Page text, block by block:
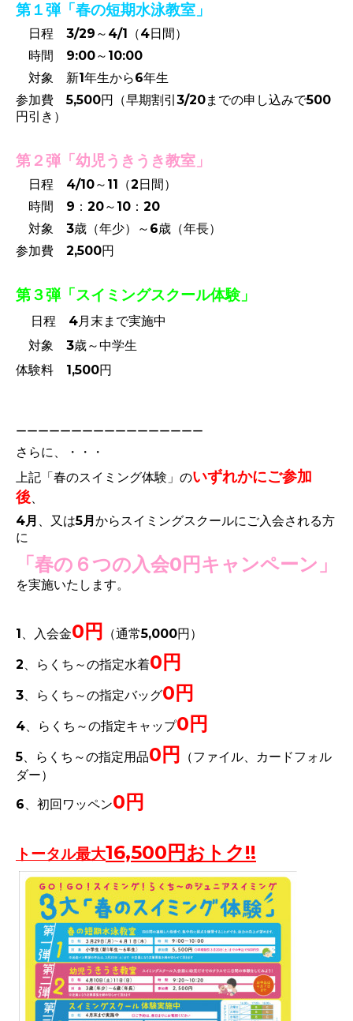
第１弾「春の短期水泳教室」
日程 3/29～4/1（4日間）
時間 9:00～10:00
対象 新1年生から6年生
参加費 5,500円（早期割引3/20までの申し込みで500
円引き）
第２弾「幼児うきうき教室」
日程 4/10～11（2日間）
時間 9：20～10：20
対象 3歳（年少）～6歳（年長）
参加費 2,500円
第３弾「スイミングスクール体験」
日程 4月末まで実施中
対象 3歳～中学生
体験料 1,500円
ーーーーーーーーーーーーーーーーー
さらに、・・・
上記「春のスイミング体験」のいずれかにご参加
後、
4月 、又は5月 からスイミングスクールにご入会される方
に
「春の６つの入会0円キャンペーン」
を実施いたします。
1、入会金0円 （通常5,000円）
2、らくち～の指定水着0円
3、らくち～の指定バッグ0円
4、らくち～の指定キャップ0円
5、らくち～の指定用品0円
（ファイル、カードフォル
ダー）
6、初回ワッペン0円
トータル最大16,500円おトク!!